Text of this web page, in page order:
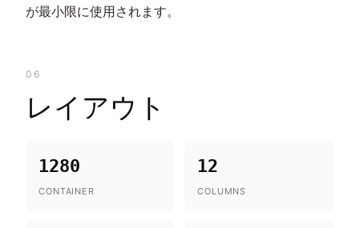
が最小限に使用されます。
06
レイアウト
1280
CONTAINER
12
COLUMNS